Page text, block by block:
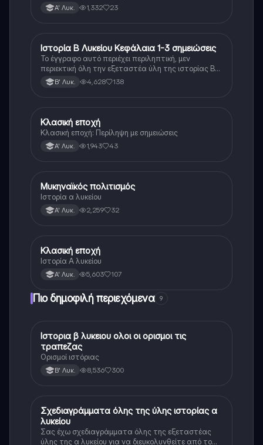
Α' Λυκ. 1,332 23
Ιστορία
Ιστορία Β Λυκείου Κεφάλαια 1-3 σημειώσεις
Το έγγραφο αυτό περιέχει περιληπτική, μεν
περιεκτική όλη την εξεταστέα ύλη της ιστορίας Β
λυκείου για τα πρώτα 3 Κεφάλαια, δηλαδή την
μισή ύλη. Το έγγραφο έχει γραφτεί με προσοχή και
Β' Λυκ. 4,628 138
Ιστορία
Κλασική εποχή
Κλασική εποχή: Περίληψη με σημειώσεις
Α' Λυκ. 1,943 43
Ιστορία
Μυκηναϊκός πολιτισμός
Ιστορία α λυκείου
Α' Λυκ. 2,259 32
Ιστορία
Κλασική εποχή
Ιστορία Α λυκείου
Α' Λυκ. 5,603 107
Πιο δημοφιλή περιεχόμενα 9
Ιστορία
Ιστορια β λυκειου ολοι οι ορισμοι τις
τραπεζας
Ορισμοί ιστόριας
Β' Λυκ. 8,536 300
Ιστορία
Σχεδιαγράμματα όλης της ύλης ιστορίας α
λυκείου
Σας έχω σχεδιαγράμματα όλης της εξεταστέας
ύλης της α λυκείου για να διευκολυνθείτε από το